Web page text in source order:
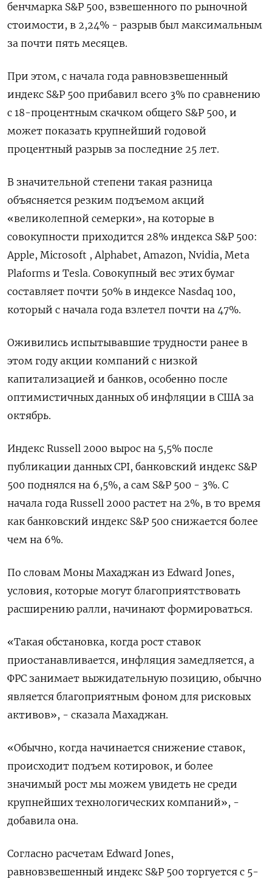
бенчмарка S&P 500, взвешенного по рыночной
стоимости, в 2,24% - разрыв был максимальным
за почти пять месяцев.
При этом, с начала года равновзвешенный
индекс S&P 500 прибавил всего 3% по сравнению
с 18-процентным скачком общего S&P 500, и
может показать крупнейший годовой
процентный разрыв за последние 25 лет.
В значительной степени такая разница
объясняется резким подъемом акций
«великолепной семерки», на которые в
совокупности приходится 28% индекса S&P 500:
Apple, Microsoft , Alphabet, Amazon, Nvidia, Meta
Plaforms и Tesla. Совокупный вес этих бумаг
составляет почти 50% в индексе Nasdaq 100,
который с начала года взлетел почти на 47%.
Оживились испытывавшие трудности ранее в
этом году акции компаний с низкой
капитализацией и банков, особенно после
оптимистичных данных об инфляции в США за
октябрь.
Индекс Russell 2000 вырос на 5,5% после
публикации данных CPI, банковский индекс S&P
500 поднялся на 6,5%, а сам S&P 500 - 3%. С
начала года Russell 2000 растет на 2%, в то время
как банковский индекс S&P 500 снижается более
чем на 6%.
По словам Моны Махаджан из Edward Jones,
условия, которые могут благоприятствовать
расширению ралли, начинают формироваться.
«Такая обстановка, когда рост ставок
приостанавливается, инфляция замедляется, а
ФРС занимает выжидательную позицию, обычно
является благоприятным фоном для рисковых
активов», - сказала Махаджан.
«Обычно, когда начинается снижение ставок,
происходит подъем котировок, и более
значимый рост мы можем увидеть не среди
крупнейших технологических компаний», -
добавила она.
Согласно расчетам Edward Jones,
равновзвешенный индекс S&P 500 торгуется с 5-